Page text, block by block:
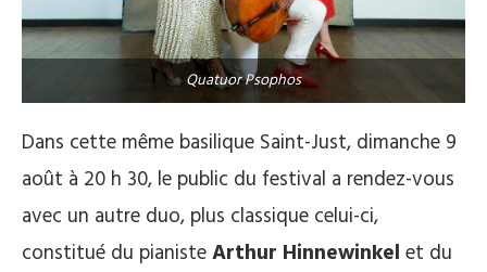
Quatuor Psophos
Dans cette même basilique Saint-Just, dimanche 9
août à 20 h 30, le public du festival a rendez-vous
avec un autre duo, plus classique celui-ci,
constitué du pianisteArthur Hinnewinkel et du